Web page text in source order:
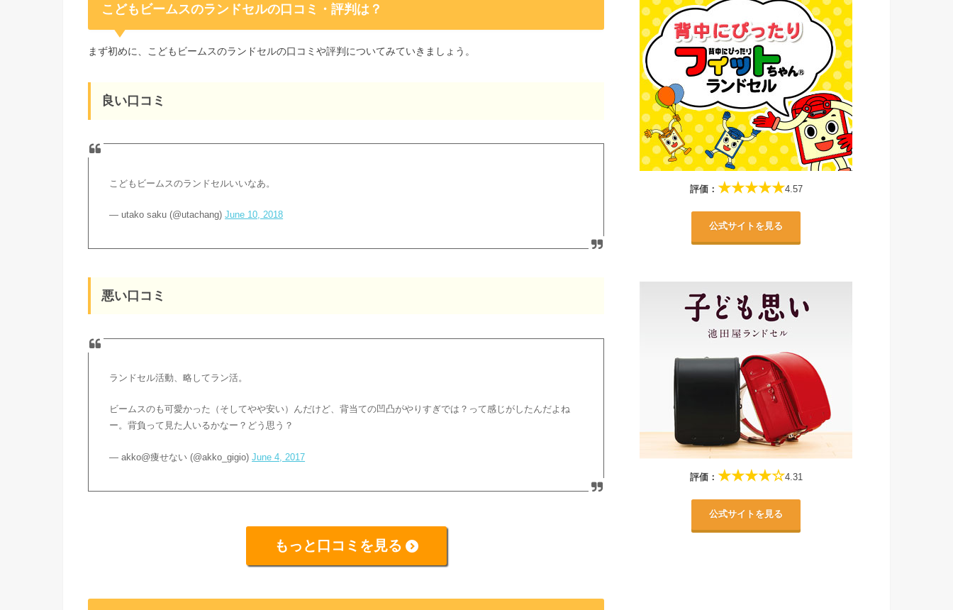
こどもビームスのランドセルの口コミ・評判は？
まず初めに、こどもビームスのランドセルの口コミや評判についてみていきましょう。
良い口コミ
こどもビームスのランドセルいいなあ。
— utako saku (@utachang)June 10, 2018
悪い口コミ
ランドセル活動、略してラン活。
ビームスのも可愛かった（そしてやや安い）んだけど、背当ての凹凸がやりすぎでは？って感じがしたんだよね
ー。背負って見た人いるかなー？どう思う？
— akko@痩せない (@akko_gigio)June 4, 2017
もっと口コミを見る
評価： ★★★★★4.57
公式サイトを見る
評価： ★★★★☆4.31
公式サイトを見る